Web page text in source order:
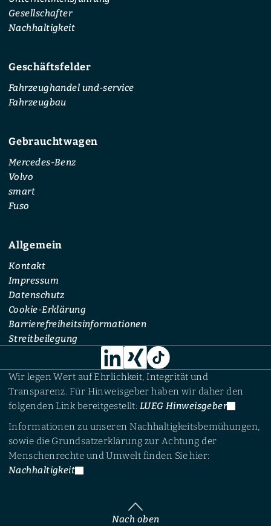
Gesellschafter
Nachhaltigkeit
Geschäftsfelder
Fahrzeughandel und-service
Fahrzeugbau
Gebrauchtwagen
Mercedes-Benz
Volvo
smart
Fuso
Allgemein
Kontakt
Impressum
Datenschutz
Cookie-Erklärung
Barrierefreiheitsinformationen
Streitbeilegung
Wir legen Wert auf Ehrlichkeit, Integrität und
Transparenz. Für Hinweisgeber haben wir daher den
folgenden Link bereitgestellt: LUEG Hinweisgeber
Informationen zu unseren Nachhaltigkeitsbemühungen,
sowie die Grundsatzerklärung zur Achtung der
Menschenrechte und Umwelt finden Sie hier:
Nachhaltigkeit
Nach oben